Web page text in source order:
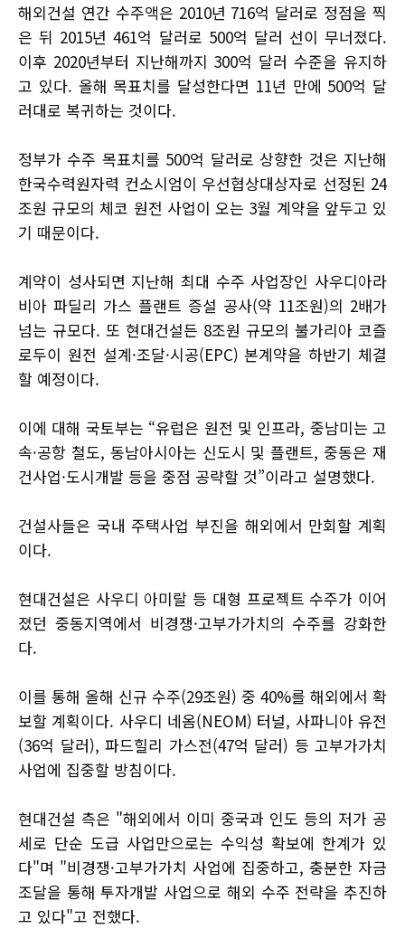
해외건설 연간 수주액은 2010년 716억 달러로 정점을 찍
은 뒤 2015년 461억 달러로 500억 달러 선이 무너졌다.
이후 2020년부터 지난해까지 300억 달러 수준을 유지하
고 있다. 올해 목표치를 달성한다면 11년 만에 500억 달
러대로 복귀하는 것이다.
정부가 수주 목표치를 500억 달러로 상향한 것은 지난해
한국수력원자력 컨소시엄이 우선협상대상자로 선정된 24
조원 규모의 체코 원전 사업이 오는 3월 계약을 앞두고 있
기 때문이다.
계약이 성사되면 지난해 최대 수주 사업장인 사우디아라
비아 파딜리 가스 플랜트 증설 공사(약 11조원)의 2배가
넘는 규모다. 또 현대건설든 8조원 규모의 불가리아 코즐
로두이 원전 설계·조달·시공(EPC) 본계약을 하반기 체결
할 예정이다.
이에 대해 국토부는 “유럽은 원전 및 인프라, 중남미는 고
속·공항 철도, 동남아시아는 신도시 및 플랜트, 중동은 재
건사업·도시개발 등을 중점 공략할 것”이라고 설명했다.
건설사들은 국내 주택사업 부진을 해외에서 만회할 계획
이다.
현대건설은 사우디 아미랄 등 대형 프로젝트 수주가 이어
졌던 중동지역에서 비경쟁·고부가가치의 수주를 강화한
다.
이를 통해 올해 신규 수주(29조원) 중 40%를 해외에서 확
보할 계획이다. 사우디 네옴(NEOM) 터널, 사파니아 유전
(36억 달러), 파드힐리 가스전(47억 달러) 등 고부가가치
사업에 집중할 방침이다.
현대건설 측은 "해외에서 이미 중국과 인도 등의 저가 공
세로 단순 도급 사업만으로는 수익성 확보에 한계가 있
다"며 "비경쟁·고부가가치 사업에 집중하고, 충분한 자금
조달을 통해 투자개발 사업으로 해외 수주 전략을 추진하
고 있다"고 전했다.